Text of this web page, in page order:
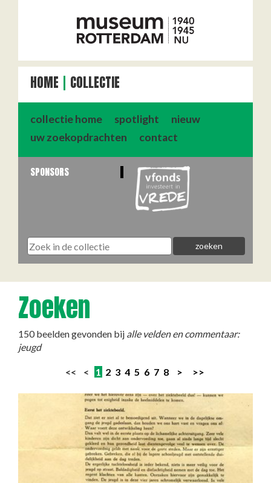
HOME COLLECTIE
collectie home spotlight
nieuw
uw zoekopdrachten
contact
SPONSORS
Zoeken
150 beelden gevonden bij alle velden en commentaar:
jeugd
<< < 1 2 3 4 5 6 7 8 > >>